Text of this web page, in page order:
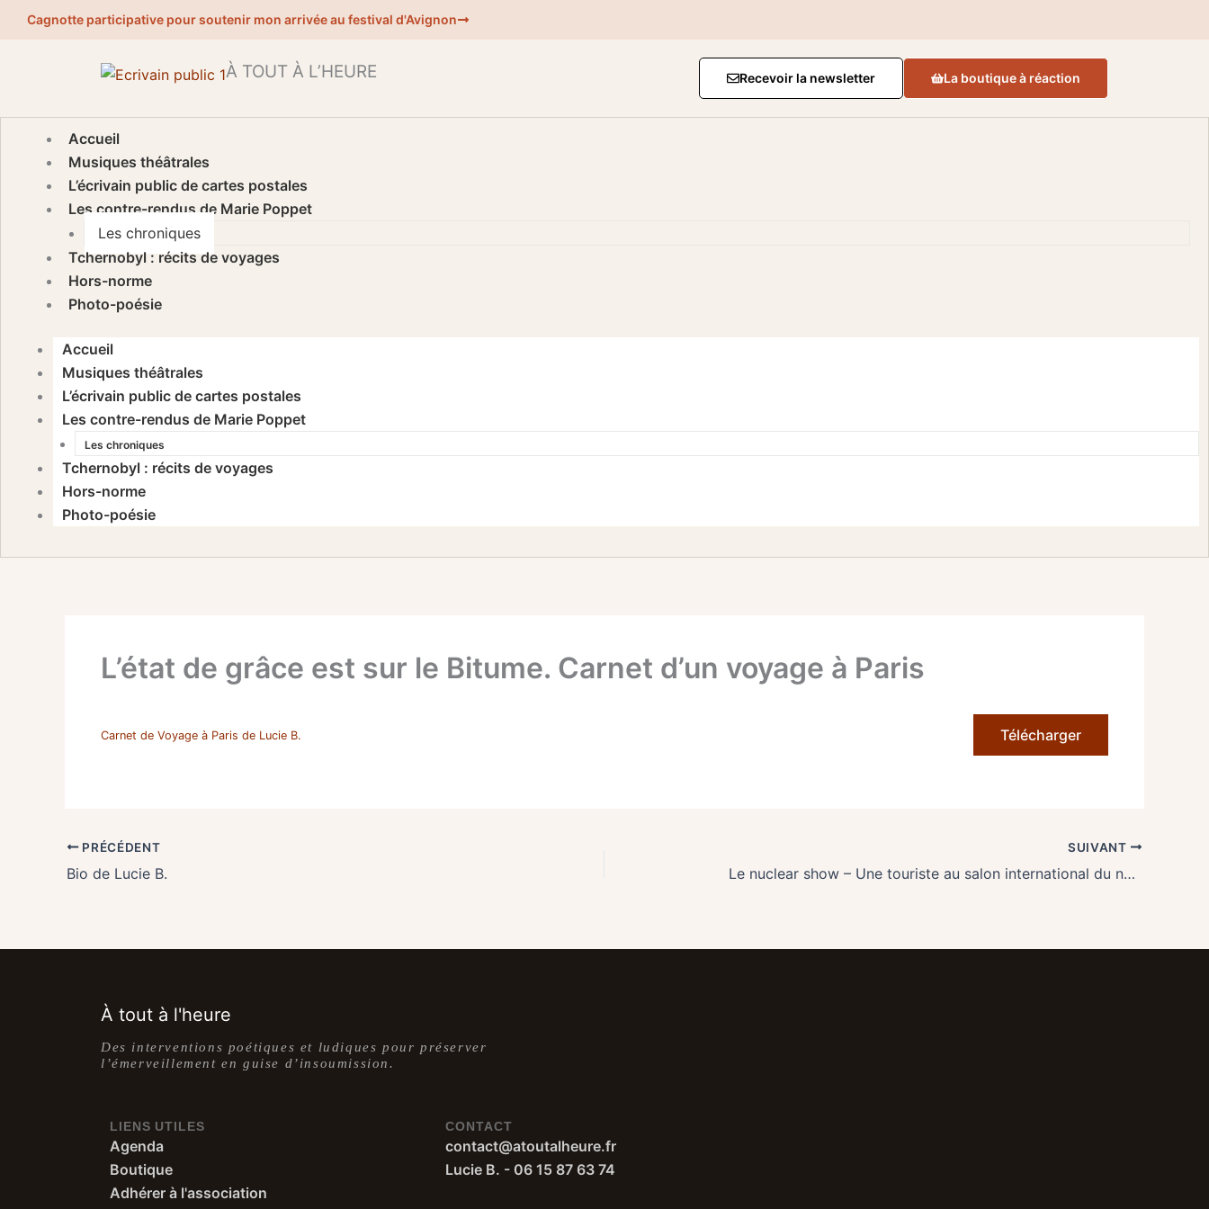
AllerCagnotte participative pour soutenir mon arrivée au festival d'Avignon
À TOUT À L’HEURE La boutique à réaction
Recevoir la newsletter
Accueil
Musiques théâtrales
L’écrivain public de cartes postales
Les contre-rendus de Marie Poppet
Les chroniques
Tchernobyl : récits de voyages
Hors-norme
Photo-poésie
Accueil
Musiques théâtrales
L’écrivain public de cartes postales
Les contre-rendus de Marie Poppet
Les chroniques
Tchernobyl : récits de voyages
Hors-norme
Photo-poésie
L’état de grâce est sur le Bitume. Carnet d’un voyage à Paris
Carnet de Voyage à Paris de Lucie B. Télécharger
PRÉCÉDENT
Bio de Lucie B.
SUIVANT
Le nuclear show – Une touriste au salon international du nucléaire
À tout à l'heure
Des interventions poétiques et ludiques pour préserver
l’émerveillement en guise d’insoumission.
LIENS UTILES
Agenda
Boutique
Adhérer à l'association
CONTACT
contact@atoutalheure.fr
Lucie B. - 06 15 87 63 74